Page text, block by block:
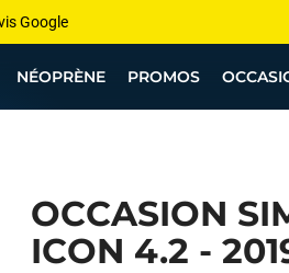
chez Funway
windsurf, wingfoil, etc...
cher ailleurs ? On s’aligne !
NÉOPRÈNE PROMOS
OCCASION
ICON 4.2 -